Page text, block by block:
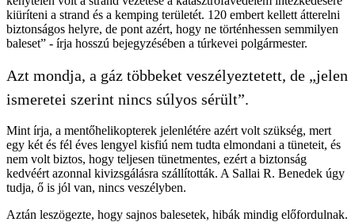
kiüríteni a strand és a kemping területét. 120 embert kellett átterelni
biztonságos helyre, de pont azért, hogy ne történhessen semmilyen
baleset” - írja hosszú bejegyzésében a túrkevei polgármester.
Azt mondja, a gáz többeket veszélyeztetett, de „jelen
ismeretei szerint nincs súlyos sérült”.
Mint írja, a mentőhelikopterek jelenlétére azért volt szükség, mert
egy két és fél éves lengyel kisfiú nem tudta elmondani a tüneteit, és
nem volt biztos, hogy teljesen tünetmentes, ezért a biztonság
kedvéért azonnal kivizsgálásra szállították. A Sallai R. Benedek úgy
tudja, ő is jól van, nincs veszélyben.
Aztán leszögezte, hogy sajnos balesetek, hibák mindig előfordulnak.